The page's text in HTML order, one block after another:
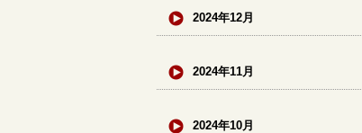
2024年12月
2024年11月
2024年10月